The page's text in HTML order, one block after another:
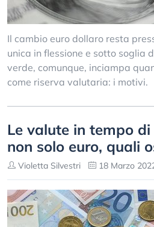
Il cambio euro dollaro resta
unica in flessione e sotto soglia
verde, comunque, inciampa
come riserva valutaria: i motivi.
Le valute in tempo
non solo euro, quali
Violetta Silvestri 18 Marzo